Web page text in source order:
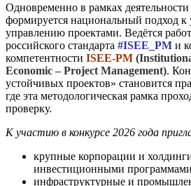
Одновременно в рамках
формируется национальный подход к
управлению проектами. Ведётся
российского стандарта #ISEE_PM и
компетентности ISEE-PM
Economic – Project Management).
устойчивых проектов» становится
где эта методологическая рамка
проверку.
К участию в конкурсе 2026 года
крупные корпорации и
инвестиционными
инфраструктурные и